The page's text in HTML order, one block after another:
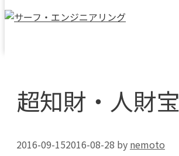
超知財・人財
2016-09-152016-08-28 by nemoto